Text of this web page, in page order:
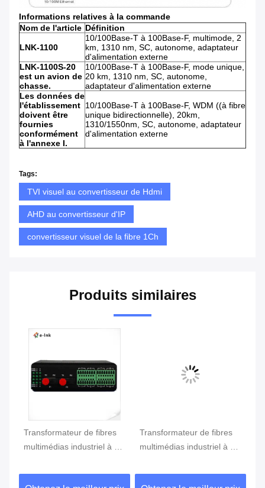
Informations relatives à la commande
Nom de l'article Définition
LNK-1100
10/100Base-T à 100Base-F, multimode, 2
km, 1310 nm, SC, autonome, adaptateur
d'alimentation externe
LNK-1100S-20
est un avion de
chasse.
10/100Base-T à 100Base-F, mode unique,
20 km, 1310 nm, SC, autonome,
adaptateur d'alimentation externe
Les données de
l'établissement
doivent être
fournies
conformément
à l'annexe I.
10/100Base-T à 100Base-F, WDM ((à fibre
unique bidirectionnelle), 20km,
1310/1550nm, SC, autonome, adaptateur
d'alimentation externe
Tags:
TVI visuel au convertisseur de Hdmi
AHD au convertisseur d'IP
convertisseur visuel de la fibre 1Ch
Produits similaires
Transformateur de fibres
multimédias industriel à 4
RS422 à double anneau
Transformateur de fibres
multimédias industriel à 4
RS422 20 km DIN Rail